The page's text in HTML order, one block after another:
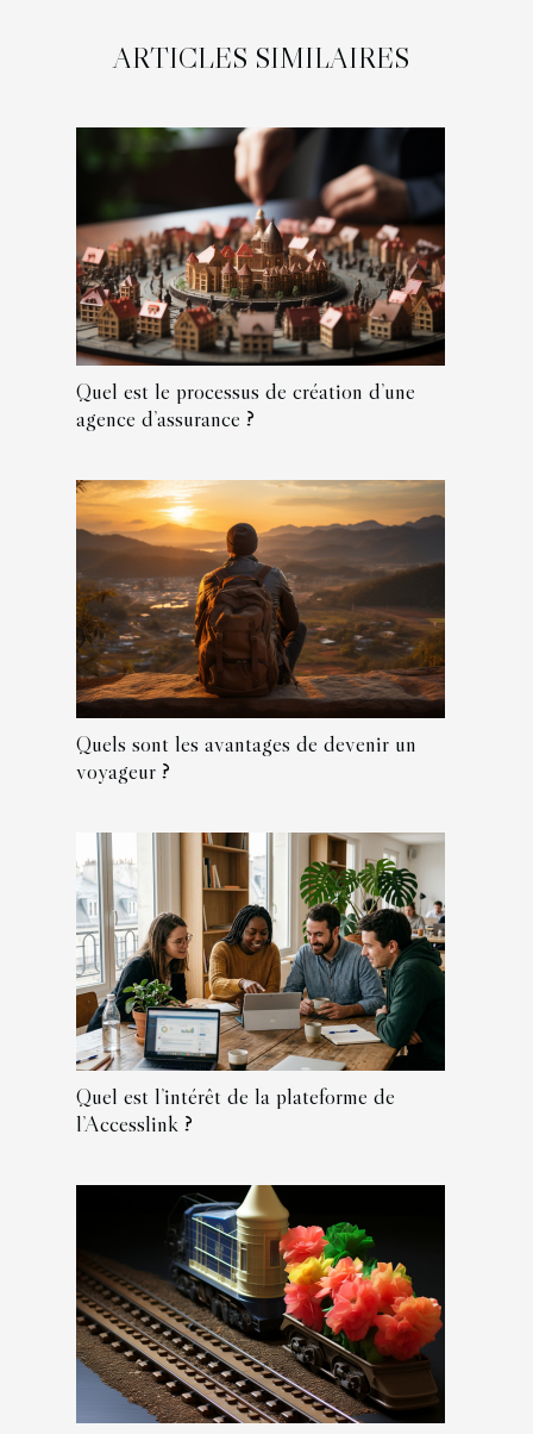
ARTICLES SIMILAIRES
Quel est le processus de création d’une
agence d’assurance ?
Quels sont les avantages de devenir un
voyageur ?
Quel est l’intérêt de la plateforme de
l’Accesslink ?